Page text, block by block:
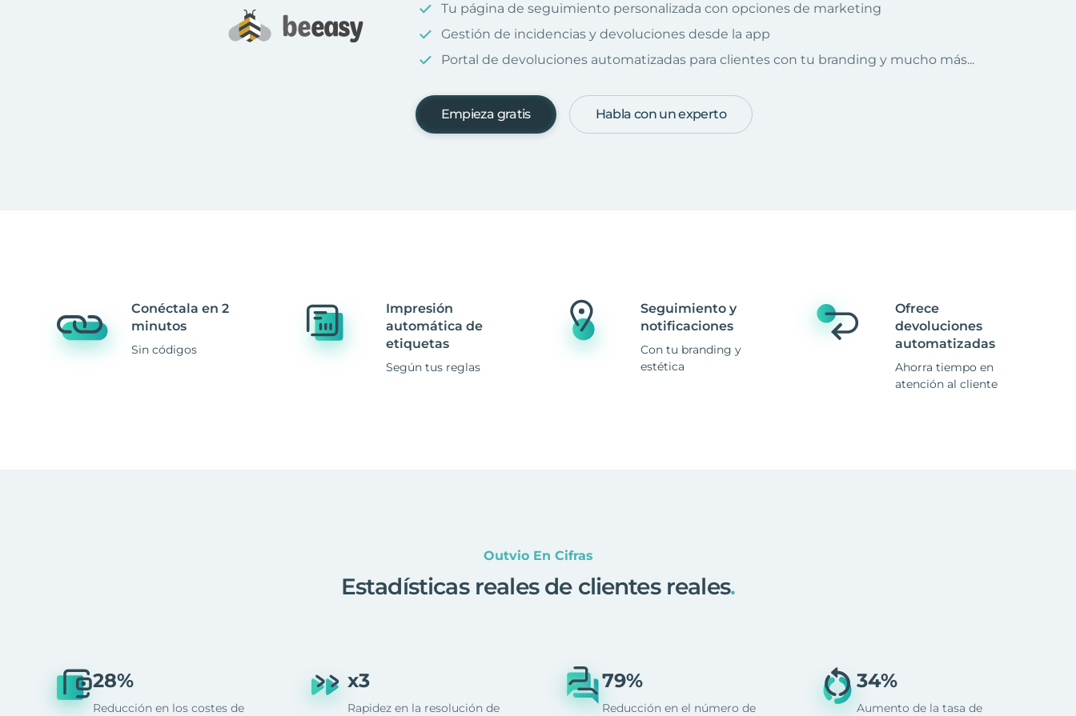
Tu página de seguimiento personalizada con opciones de marketing
Gestión de incidencias y devoluciones desde la app
Portal de devoluciones automatizadas para clientes con tu branding y mucho más...
Empieza gratis Habla con un experto
Conéctala en 2
minutos
Sin códigos
Impresión
automática de
etiquetas
Según tus reglas
Seguimiento y
notificaciones
Con tu branding y
estética
Ofrece
devoluciones
automatizadas
Ahorra tiempo en
atención al cliente
Outvio En Cifras
Estadísticas reales de clientes reales.
28%
Reducción en los costes de
x3
Rapidez en la resolución de
79%
Reducción en el número de
34%
Aumento de la tasa de